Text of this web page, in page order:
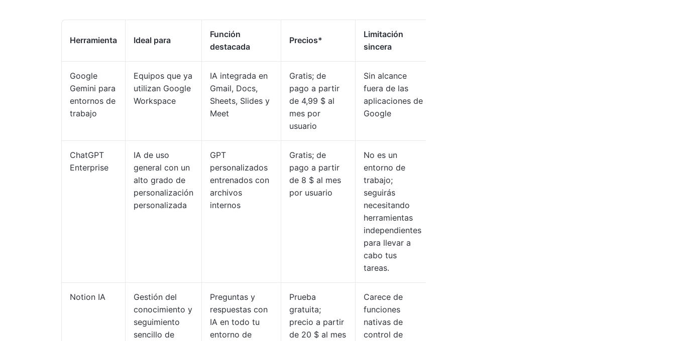
Herramienta Ideal para
Función
destacada
Precios*
Limitación
sincera
Google
Gemini para
entornos de
trabajo
Equipos que ya
utilizan Google
Workspace
IA integrada en
Gmail, Docs,
Sheets, Slides y
Meet
Gratis; de
pago a partir
de 4,99 $ al
mes por
usuario
Sin alcance
fuera de las
aplicaciones de
Google
ChatGPT
Enterprise
IA de uso
general con un
alto grado de
personalización
personalizada
GPT
personalizados
entrenados con
archivos
internos
Gratis; de
pago a partir
de 8 $ al mes
por usuario
No es un
entorno de
trabajo;
seguirás
necesitando
herramientas
independientes
para llevar a
cabo tus
tareas.
Notion IA
Gestión del
conocimiento y
seguimiento
sencillo de
Preguntas y
respuestas con
IA en todo tu
entorno de
Prueba
gratuita;
precio a partir
de 20 $ al mes
Carece de
funciones
nativas de
control de